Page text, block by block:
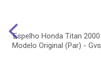
Espelho Honda Titan 2000
Modelo Original (Par) - Gvs